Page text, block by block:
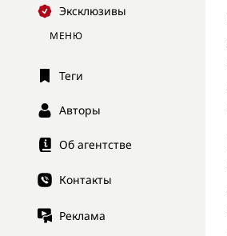
Эксклюзивы
МЕНЮ
Теги
Авторы
Об агентстве
Контакты
Реклама